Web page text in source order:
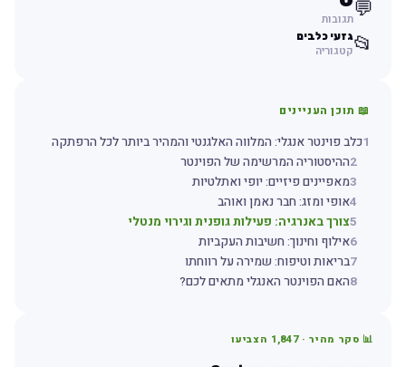
💬תגובות
📂גזעי כלבים
קטגוריה
📖 תוכן העניינים
כלב פוינטר אנגלי: המלווה האלגנטי והמהיר ביותר לכל הרפתקה
2ההיסטוריה המרשימה של הפוינטר
מאפיינים פיזיים: יופי ואתלטיות
אופי ומזג: חבר נאמן ואוהב
צורך באנרגיה: פעילות גופנית וגירוי מנטלי
6אילוף וחינוך: חשיבות העקביות
7בריאות וטיפוח: שמירה על רווחתו
8האם הפוינטר האנגלי מתאים לכם?
📊 סקר מהיר · 1,847הצביעו